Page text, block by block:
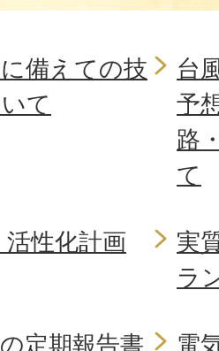
備えての技
て
台
予
路
て
性化計画
実
ラ
定期報告書 電